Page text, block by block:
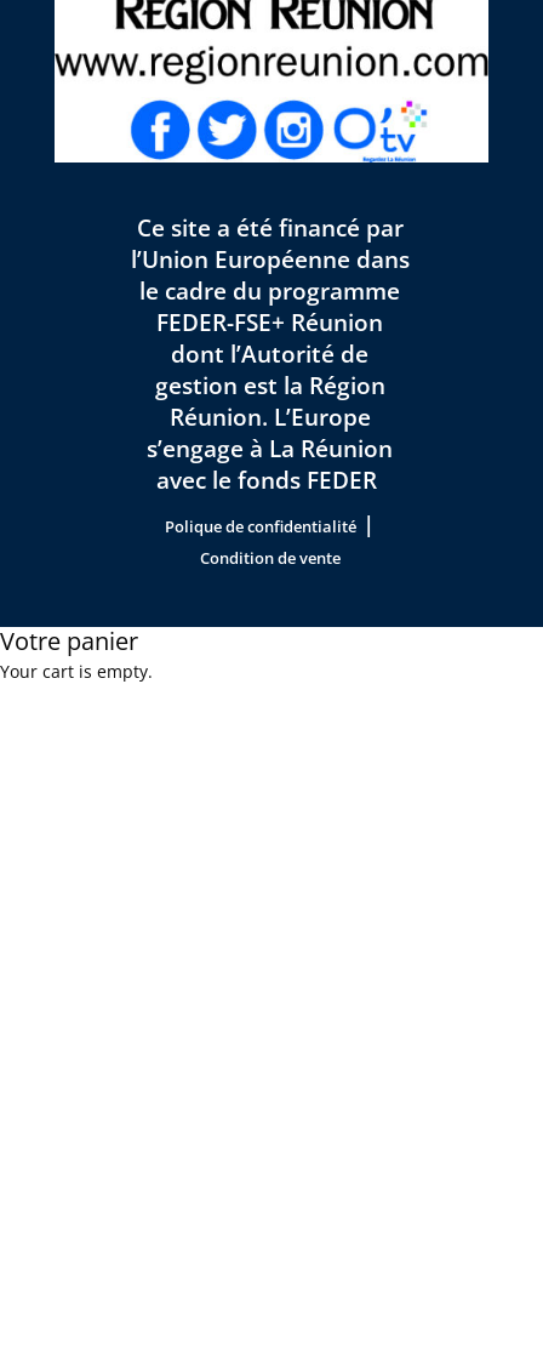
Ce site a été financé par
l’Union Européenne dans
le cadre du programme
FEDER-FSE+ Réunion
dont l’Autorité de
gestion est la Région
Réunion. L’Europe
s’engage à La Réunion
avec le fonds FEDER
Polique de confidentialité |
Condition de vente
Votre panier
Your cart is empty.